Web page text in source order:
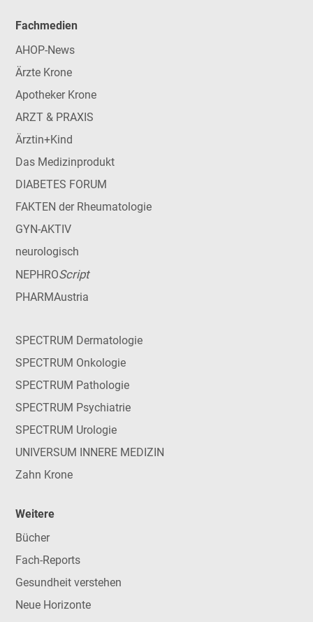
Fachmedien
AHOP-News
Ärzte Krone
Apotheker Krone
ARZT & PRAXIS
Ärztin+Kind
Das Medizinprodukt
DIABETES FORUM
FAKTEN der Rheumatologie
GYN-AKTIV
neurologisch
NEPHROScript
PHARMAustria
SPECTRUM Dermatologie
SPECTRUM Onkologie
SPECTRUM Pathologie
SPECTRUM Psychiatrie
SPECTRUM Urologie
UNIVERSUM INNERE MEDIZIN
Zahn Krone
Weitere
Bücher
Fach-Reports
Gesundheit verstehen
Neue Horizonte